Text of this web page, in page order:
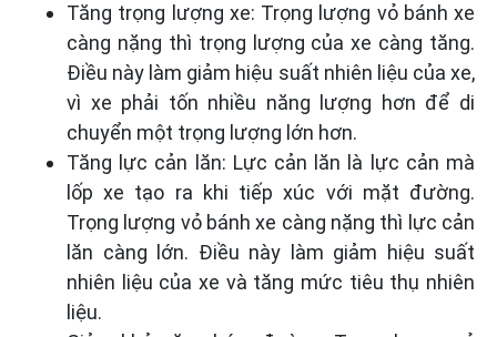
Tăng trọng lượng xe: Trọng lượng vỏ bánh xe
càng nặng thì trọng lượng của xe càng tăng.
Điều này làm giảm hiệu suất nhiên liệu của xe,
vì xe phải tốn nhiều năng lượng hơn để di
chuyển một trọng lượng lớn hơn.
Tăng lực cản lăn: Lực cản lăn là lực cản mà
lốp xe tạo ra khi tiếp xúc với mặt đường.
Trọng lượng vỏ bánh xe càng nặng thì lực cản
lăn càng lớn. Điều này làm giảm hiệu suất
nhiên liệu của xe và tăng mức tiêu thụ nhiên
liệu.